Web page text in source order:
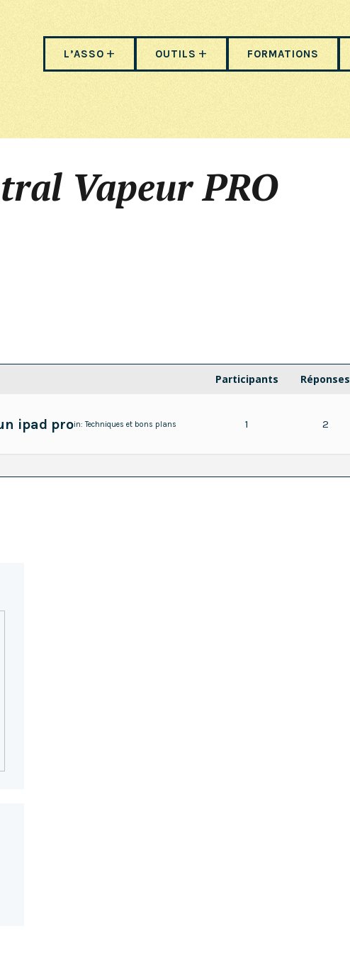
L’ASSO OUTILS FORMATIONS
Vapeur PRO
Participants Réponses
ipad proin:Techniques et bons plans 1 2